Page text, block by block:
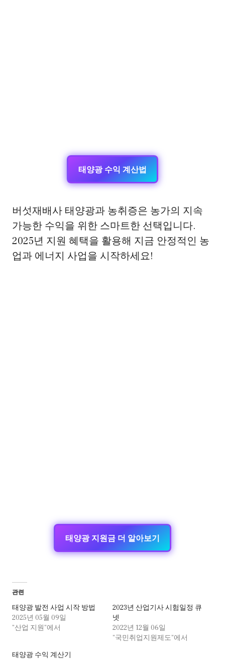
태양광 수익 계산법
버섯재배사 태양광과 농취증은 농가의 지속
가능한 수익을 위한 스마트한 선택입니다.
2025년 지원 혜택을 활용해 지금 안정적인 농
업과 에너지 사업을 시작하세요!
태양광 지원금 더 알아보기
관련
태양광 발전 사업 시작 방법
2025년 05월 09일
"산업 지원"에서
2023년 산업기사 시험일정 큐
넷
2022년 12월 06일
"국민취업지원제도"에서
태양광 수익 계산기